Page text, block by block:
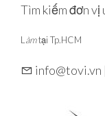
Skip
content
Tìm kiếm đơn vị
L àmtại Tp.HCM
info@tovi.vn